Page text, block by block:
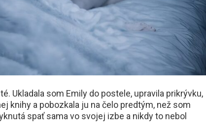
Ukladala som Emily do postele, upravila prikrývku,
knihy a pobozkala ju na čelo predtým, než som
spať sama vo svojej izbe a nikdy to nebol